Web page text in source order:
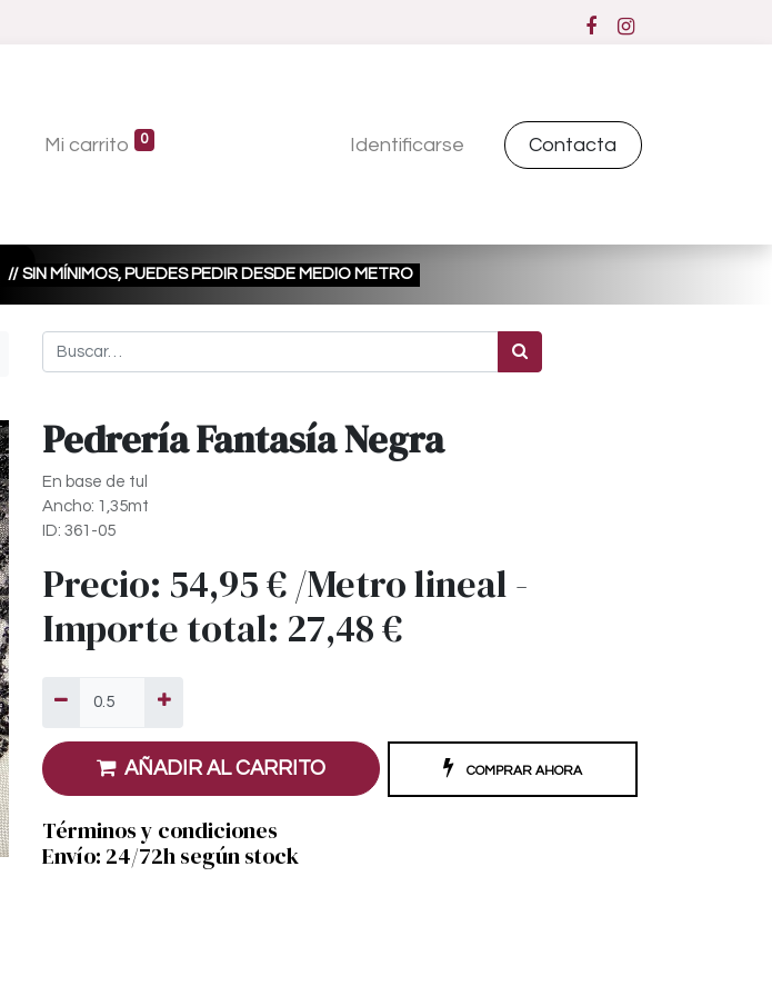
Mi carrito 0 Identificarse Contacta
// SIN MÍNIMOS, PUEDES PEDIR DESDE MEDIO METRO
Pedrería Fantasía Negra
En base de tul
Ancho: 1,35mt
ID: 361-05
Precio: 54,95€/Metro lineal-
Importe total: 27,48€
AÑADIR AL CARRITO COMPRAR AHORA
Términos y condiciones
Envío: 24/72h según stock